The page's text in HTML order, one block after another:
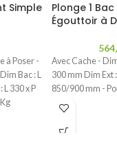
Simple
à Poser -
Bac : L
L 330 x P
Plonge 1
Égouttoir à
Avec Cache -
300 mm Dim Ext
850/900 mm -